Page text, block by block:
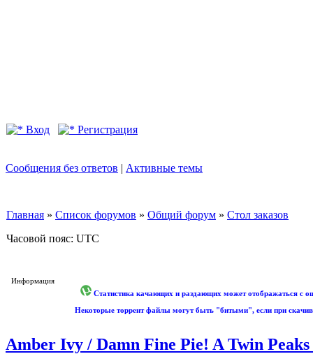
Вход Регистрация
Сообщения без ответов | Активные темы
Главная » Список форумов » Общий форум » Стол заказов
Часовой пояс: UTC
Информация
Статистика качающих и раздающих может отображаться с
Некоторые торрент файлы могут быть "битыми", если при
Amber Ivy / Damn Fine Pie! A Twin